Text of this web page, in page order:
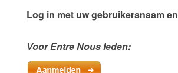
Log in met uw gebruikersnaam
Voor Entre Nous leden: